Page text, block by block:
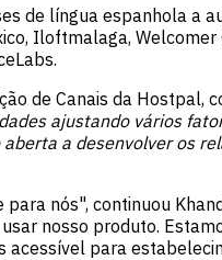
de língua espanhola a
Iloftmalaga,
de Canais da Hostpal,
ajustando vários
a desenvolver os
nós", continuou
nosso produto.
acessível para